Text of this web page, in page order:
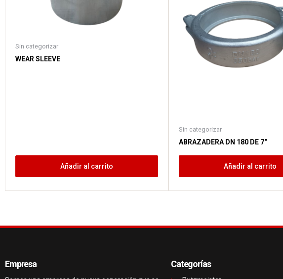
Sin categorizar
WEAR SLEEVE
Añadir al carrito
Sin categorizar
ABRAZADERA DN 180 DE 7″
Añadir al carrito
Empresa Categorías